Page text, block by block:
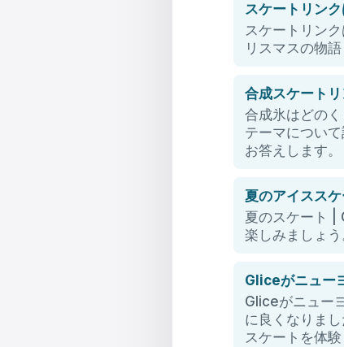
スケートリン
スケートリン
リスマスの物
合成スケート
合成氷はどの
テーマについ
お答えします。
夏のアイスス
夏のスケート |
楽しみましょ
Gliceがニュー
Gliceがニュー
に良くなりま
スケートを体験